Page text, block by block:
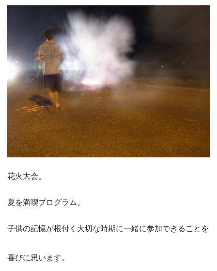
花火大会。
夏を満喫プログラム。
子供の記憶が根付く大切な時期に一緒に参加できることを
喜びに思います。